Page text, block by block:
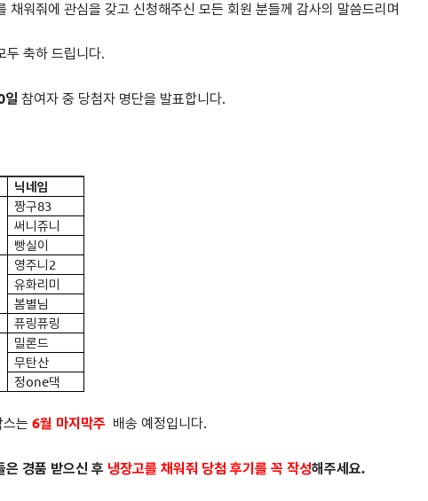
채워줘에 관심을 갖고 신청해주신 모든 회원 분들께 감사의 말씀드리며
두 축하 드립니다.
일 참여자 중 당첨자 명단을 발표합니다.
닉네임
짱구83
써니쥬니
빵실이
영주니2
유화리미
봄별님
퓨링퓨링
밀론드
무탄산
정one댁
스는6월 마지막주 배송 예정입니다.
은경품 받으신 후 냉장고를 채워줘 당첨 후기를 꼭 작성해주세요.